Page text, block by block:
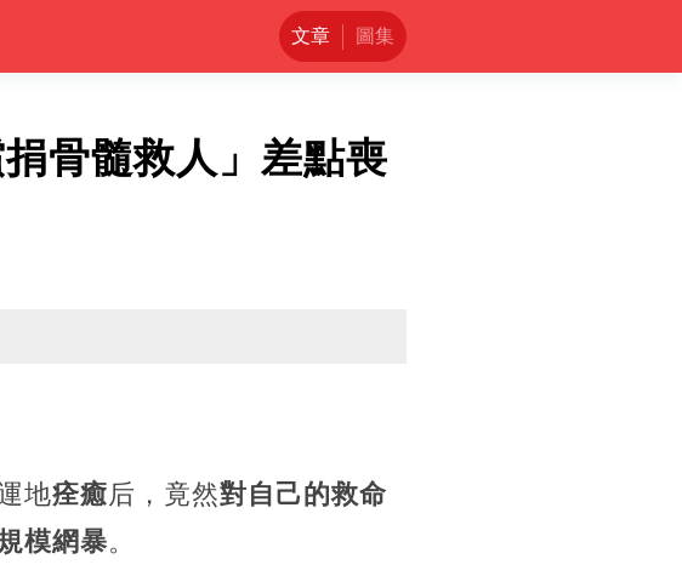
文章 圖集
骨髓救人」差點喪
地痊癒后，竟然對自己的救命
模網暴。